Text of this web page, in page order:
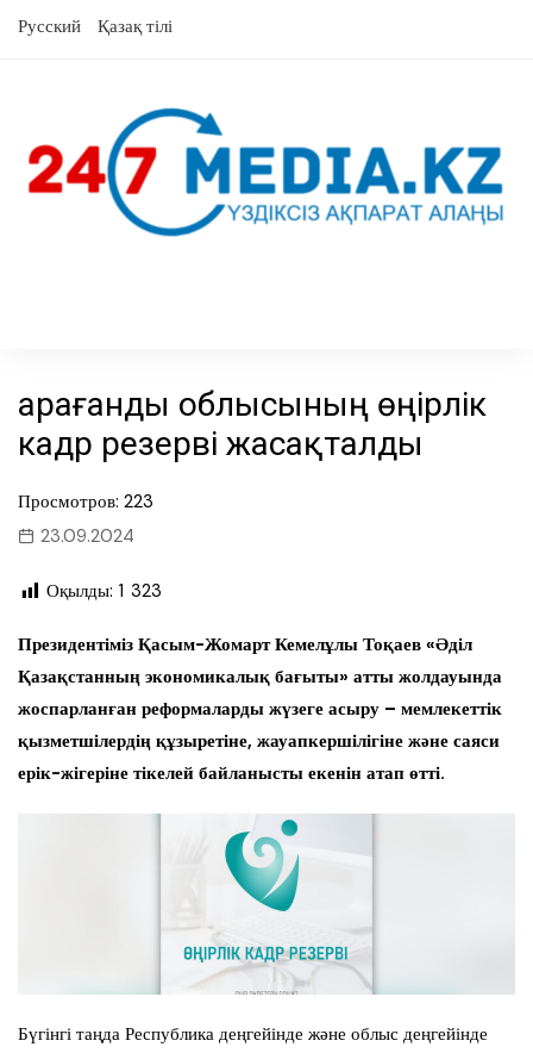
Русский Қазақ тілі
Қарағанды облысының өңірлік
кадр резерві жасақталды
Просмотров: 223
23.09.2024
Оқылды: 1 323
Президентіміз Қасым-Жомарт Кемелұлы Тоқаев «Әділ
Қазақстанның экономикалық бағыты» атты жолдауында
жоспарланған реформаларды жүзеге асыру – мемлекеттік
қызметшілердің құзыретіне, жауапкершілігіне және саяси
ерік-жігеріне тікелей байланысты екенін атап өтті.
Бүгінгі таңда Республика деңгейінде және облыс деңгейінде